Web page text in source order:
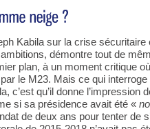
Kabila sur la crise sécuritaire
démontre tout de
plan, à un moment critique
le M23. Mais ce qui
c’est qu’il donne l’impression
si sa présidence avait été «
de deux ans pour tenter de